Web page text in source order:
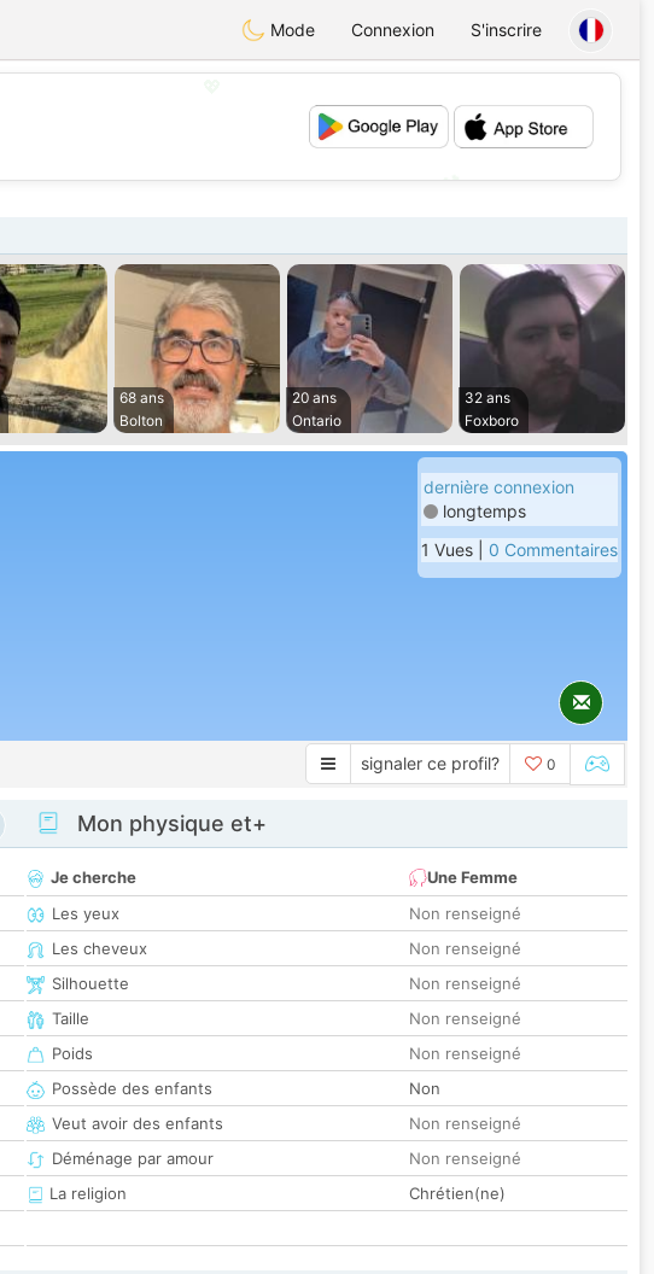
Mode Connexion S'inscrire
68 ans
Bolton
20 ans
Ontario
32 ans
Foxboro
dernière connexion
longtemps
1 Vues | 0 Commentaires
signaler ce profil? 0
Mon physique et+
Je cherche
Une Femme
Les yeux
Non renseigné
Les cheveux
Non renseigné
Silhouette
Non renseigné
Taille
Non renseigné
Poids
Non renseigné
Possède des enfants
Non
Veut avoir des enfants
Non renseigné
Déménage par amour
Non renseigné
La religion
Chrétien(ne)